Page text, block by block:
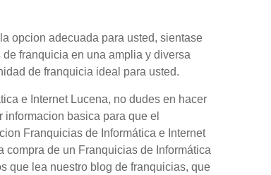
opcion adecuada para usted, sientase
franquicia en una amplia y diversa
de franquicia ideal para usted.
e Internet Lucena, no dudes en hacer
basica para que el
Franquicias de Informática e Internet
compra de un Franquicias de Informática
que lea nuestro blog de franquicias, que